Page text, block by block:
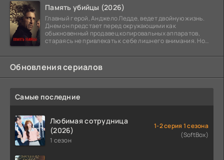
Память убийцы (2026)
Главный герой, Анджело Ледде, ведет двойную жизнь.
Днем он предстает перед окружающими как
обыкновенный продавец копировальных аппаратов,
стараясь не привлекать к себе лишнего внимания. Но
Обновления сериалов
Самые последние
Любимая сотрудница
(2026)
1 сезон
1-2 серия 1 сезона
(SoftBox)